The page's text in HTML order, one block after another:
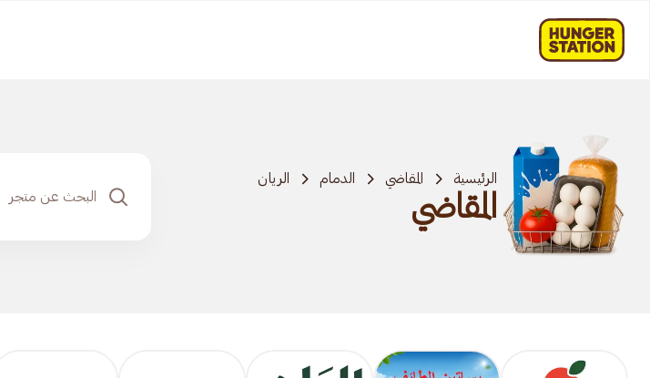
الرئيسية المقاضي الدمام الريان
المقاضي